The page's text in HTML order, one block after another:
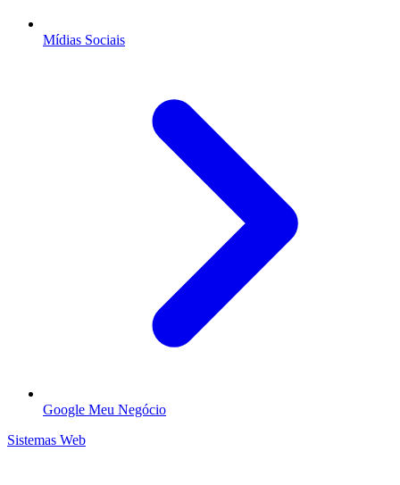
Mídias Sociais
Google Meu Negócio
Sistemas Web